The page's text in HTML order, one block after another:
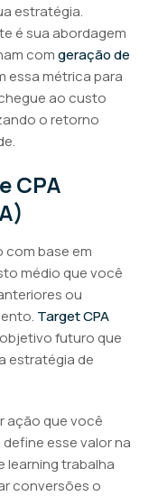
estratégia.
é sua abordagem
comgeração de
essa métrica para
ao custo
o retorno
CPA
com base em
médio que você
ou
Target CPA
futuro que
estratégia de
ação que você
esse valor na
learning trabalha
conversões o